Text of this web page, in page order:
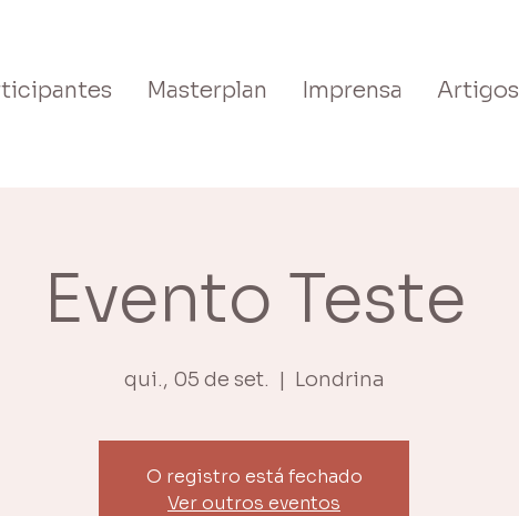
Masterplan Imprensa Artigos
Evento Teste
qui., 05 de set.
  |
Londrina
O registro está fechado
Ver outros eventos